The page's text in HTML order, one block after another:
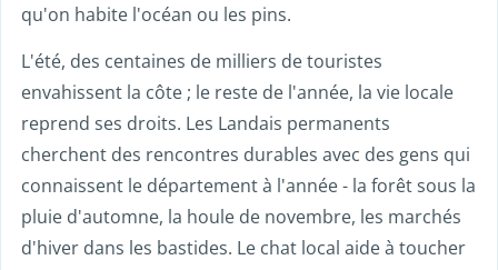
qu'on habite l'océan ou les pins.
L'été, des centaines de milliers de touristes
envahissent la côte ; le reste de l'année, la vie locale
reprend ses droits. Les Landais permanents
cherchent des rencontres durables avec des gens qui
connaissent le département à l'année - la forêt sous la
pluie d'automne, la houle de novembre, les marchés
d'hiver dans les bastides. Le chat local aide à toucher